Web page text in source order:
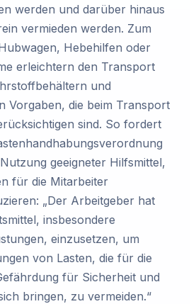
werden und darüber hinaus
vermieden werden. Zum
Hebehilfen oder
erleichtern den Transport
und
Vorgaben, die beim Transport
sind. So fordert
geeigneter Hilfsmittel,
für die Mitarbeiter
„Der Arbeitgeber hat
insbesondere
einzusetzen, um
von Lasten, die für die
für Sicherheit und
bringen, zu vermeiden.“